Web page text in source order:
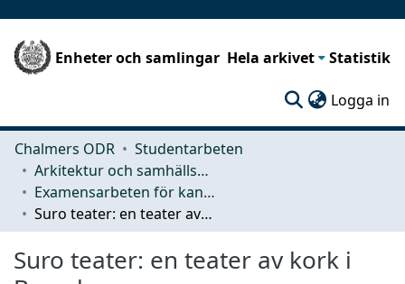
Enheter och samlingar Hela arkivet Statistik
Logga in
Chalmers ODR
Studentarbeten
Arkitektur och samhällsbyggnadsteknik (ACE)
Examensarbeten för kandidatexamen
Suro teater: en teater av kork i Barcelona
Suro teater: en teater av kork i